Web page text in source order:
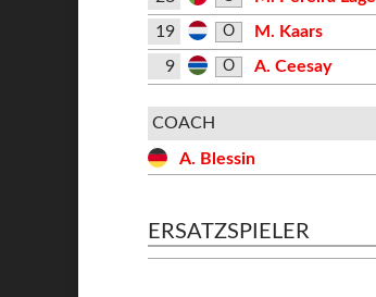
19 O M. Kaars
9 O A. Ceesay
COACH
A. Blessin
ERSATZSPIELER